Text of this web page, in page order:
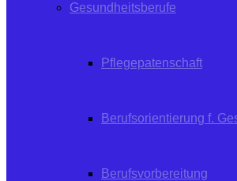
Gesundheitsberufe
Pflegepatenschaft
Berufsorientierung f.
Berufsvorbereitung